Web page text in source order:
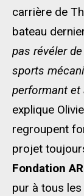
carrière de
bateau
pas révéler
sports
performant et
explique
regroupent
projet
Fondation
pur à tous